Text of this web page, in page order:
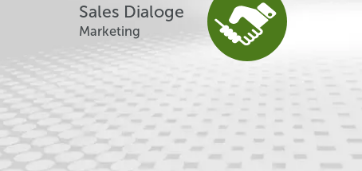
Sales Dialoge
Marketing